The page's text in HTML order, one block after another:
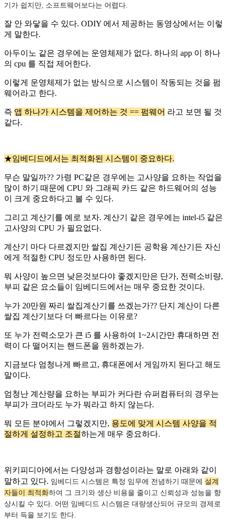
기가 쉽지만, 소프트웨어보다는 어렵다.
잘 안 와닿을 수 있다. ODIY 에서 제공하는 동영상에서는 이렇
게 말한다.
아두이노 같은 경우에는 운영체제가 없다. 하나의 app 이 하나
의 cpu 를 직접 제어한다.
이렇게 운영체제가 없는 방식으로 시스템이 작동되는 것을 펌
웨어라고 한다.
즉 앱 하나가 시스템을 제어하는 것 == 펌웨어 라고 보면 될 것
같다.
★임베디드에서는 최적화된 시스템이 중요하다.
무슨 말일까?? 가령 PC같은 경우에는 고사양을 요하는 작업을
많이 하기 때문에 CPU 와 그래픽 카드 같은 하드웨어의 성능
이 크게 중요하다고 볼 수 있다.
그리고 계산기를 예로 보자. 계산기 같은 경우에는 intel-i5 같은
고사양의 CPU 가 필요없다.
계산기 마다 다르겠지만 쌀집 계산기든 공학용 계산기든 자신
에게 적절한 CPU 정도만 사용하면 된다.
뭐 사양이 높으면 낮은것보다야 좋겠지만은 단가, 전력소비량,
부피 같은 요소들이 임베디드에서는 매우 중요한 것이다.
누가 20만원 짜리 쌀집계산기를 쓰겠는가?? 단지 계산이 다른
쌀집 계산기보다 더 빠르다는 이유로?
또 누가 전력소모가 큰 i5 를 사용하여 1~2시간만 휴대하면 전
력이 다 떨어지는 핸드폰을 원하겠는가.
지금보다 엄청나게 빠르고, 휴대폰에서 게임까지 된다고 해도
말이다.
엄청난 계산량을 요하는 부피가 커다란 슈퍼컴퓨터의 경우는
부피가 크더라도 누가 뭐라고 하지 않는다.
뭐 모든 분야에서 그렇겠지만, 용도에 맞게 시스템 사양을 적
절하게 설정하고 조절하는게 매우 중요하다.
위키피디아에서는 다양성과 경향성이라는 말로 아래와 같이
말하고 있다. 임베디드 시스템은 특정 임무에 전념하기 때문에 설계
자들이 최적화하여 그 크기와 생산 비용을 줄이고 신뢰성과 성능을 향
상시킬 수 있다. 어떤 임베디드 시스템은 대량생산되어 규모의 경제로
부터 득을 보기도 한다.